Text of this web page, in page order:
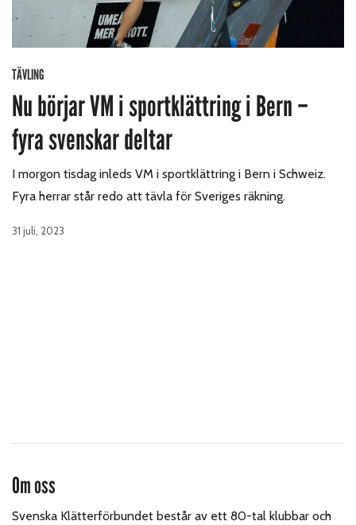
TÄVLING
Nu börjar VM i sportklättring i Bern –
fyra svenskar deltar
I morgon tisdag inleds VM i sportklättring i Bern i Schweiz.
Fyra herrar står redo att tävla för Sveriges räkning.
31 juli, 2023
Om oss
Svenska Klätterförbundet består av ett 80-tal klubbar och